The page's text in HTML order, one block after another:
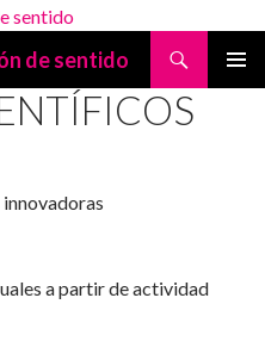
de sentido
a partir de actividad